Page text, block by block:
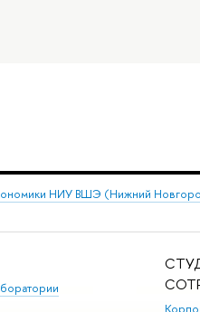
НИУ ВШЭ (Нижний